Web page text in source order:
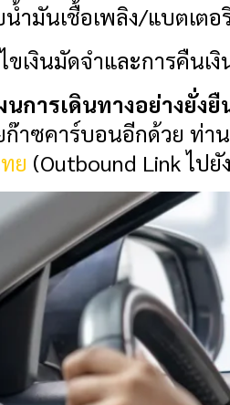
ำมันเชื้อเพลิง/แบตเตอ
ขเงินมัดจำและการคืนเงิ
นการเดินทางอย่างยั่งยื
ก๊าซคาร์บอนอีกด้วย ท่า
ย (Outbound Link ไป